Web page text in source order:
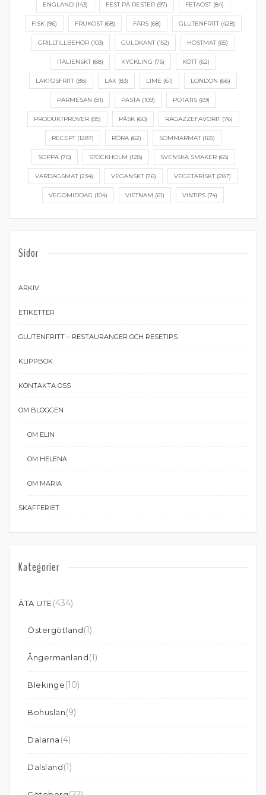
ENGLAND(143) FEST PÅ RESTER(97) FETAOST(84)
FISK(96) FRUKOST(68) FÄRS(68) GLUTENFRITT(428)
GRILLTILLBEHÖR (103) GULDKANT(152) HÖSTMAT(65)
ITALIENSKT(88) KYCKLING (75) KÖTT(62)
LAKTOSFRITT(88) LAX (83) LIME (61) LONDON (66)
PARMESAN (81) PASTA(109) POTATIS(69)
PRODUKTPROVER(85) PÅSK(60) RAGAZZEFAVORIT(76)
RECEPT(1287) RÖRA(62) SOMMARMAT(165)
SOPPA(70) STOCKHOLM (128) SVENSKA SMAKER(65)
VARDAGSMAT(234) VEGANSKT(76) VEGETARISKT(287)
VEGOMIDDAG (104) VIETNAM (61) VINTIPS (74)
Sidor
ARKIV
ETIKETTER
GLUTENFRITT – RESTAURANGER OCH RESETIPS
KLIPPBOK
KONTAKTA OSS
OM BLOGGEN
OM ELIN
OM HELENA
OM MARIA
SKAFFERIET
Kategorier
ÄTA UTE(434)
Östergötland(1)
Ångermanland(1)
Blekinge(10)
Bohuslän(9)
Dalarna (4)
Dalsland(1)